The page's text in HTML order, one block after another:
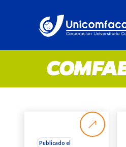
Publicado el